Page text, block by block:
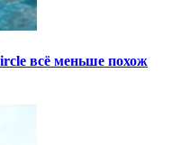
всё меньше похож